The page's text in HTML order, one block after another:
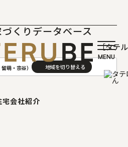
くりデータベース
［タテ
留萌・宗谷）
宅会社紹介